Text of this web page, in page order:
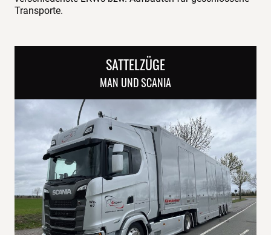
Transporte.
SATTELZÜGE
MAN UND SCANIA